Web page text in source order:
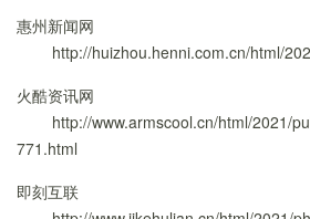
惠州新闻网
http://huizhou.henni.com.cn/html/
火酷资讯网
http://www.armscool.cn/html/2021/
771.html
即刻互联